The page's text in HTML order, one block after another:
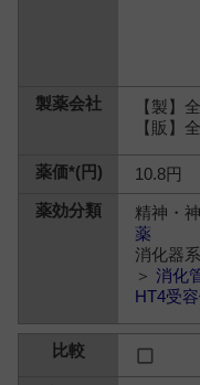
【製】
【販】
10.8円
精神・
薬
消化器
＞消化
HT4受